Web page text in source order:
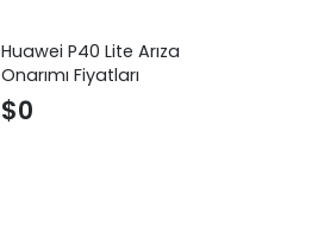
Huawei P40 Lite Arıza
Onarımı Fiyatları
$0